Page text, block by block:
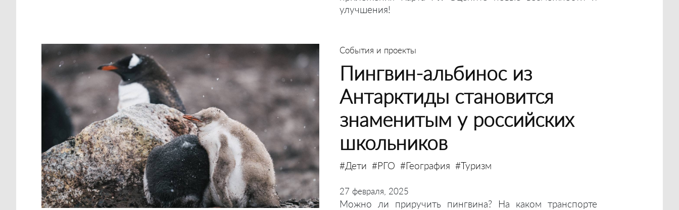
улучшения!
События и проекты
Пингвин-альбинос из
Антарктиды становится
знаменитым у российских
школьников
#Дети #РГО #География #Туризм
27 февраля, 2025
Можно ли приручить пингвина? На каком транспорте